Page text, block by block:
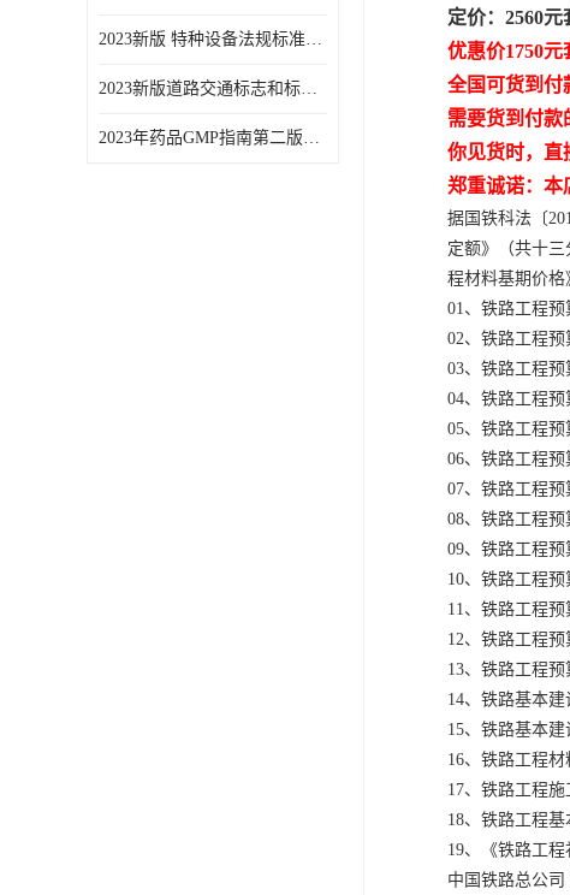
2023新版 特种设备法规标准手册 机电类标准电梯卷 共两本
2023新版道路交通标志和标线手册
2023年药品GMP指南第二版全6册
定价：2560元
优惠价1750元
全国可货到付
需要货到付款
你见货时，直
郑重诚诺：本
据国铁科法〔
定额》（共十
程材料基期价格
01、铁路工程
02、铁路工程
03、铁路工程
04、铁路工程
05、铁路工程
06、铁路工程
07、铁路工程
08、铁路工程
09、铁路工程
10、铁路工程
11、铁路工程
12、铁路工程
13、铁路工程
14、铁路基本
15、铁路基本
16、铁路工程
17、铁路工程
18、铁路工程
19、《铁路工
中国铁路总公